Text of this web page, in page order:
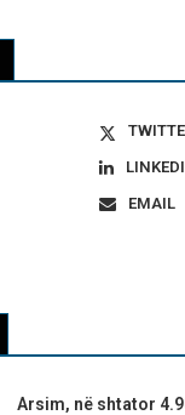
EMAIL
Arsim, në shtator